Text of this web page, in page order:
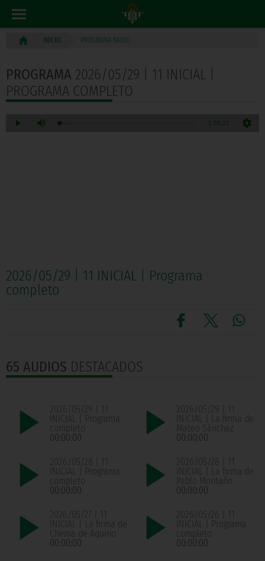
INICIO PROGRAMA RADIO
PROGRAMA 2026/05/29 | 11 INICIAL |
PROGRAMA COMPLETO
2026/05/29 | 11 INICIAL | Programa
completo
65 AUDIOS DESTACADOS
2026/05/29 | 11
INICIAL | Programa
completo
00:00:00
2026/05/29 | 11
INICIAL | La firma de
Mateo Sánchez
00:00:00
2026/05/28 | 11
INICIAL | Programa
completo
00:00:00
2026/05/28 | 11
INICIAL | La firma de
Pablo Montaño
00:00:00
2026/05/27 | 11
INICIAL | La firma de
Chema de Aquino
00:00:00
2026/05/26 | 11
INICIAL | Programa
completo
00:00:00